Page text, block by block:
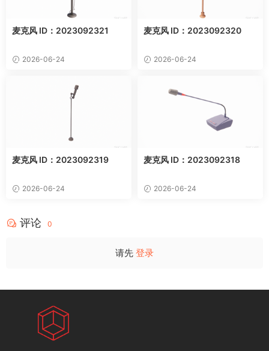
麦克风 ID：2023092321
2026-06-24
麦克风 ID：2023092320
2026-06-24
麦克风 ID：2023092319
2026-06-24
麦克风 ID：2023092318
2026-06-24
评论 0
请先 登录